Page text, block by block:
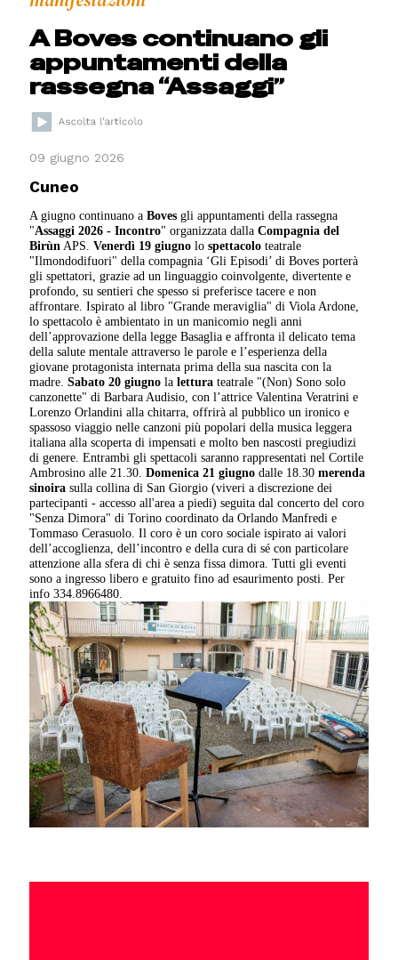
A Boves continuano gli
appuntamenti della
rassegna “Assaggi”
09 giugno 2026
Cuneo
A giugno continuano aBoves gli appuntamenti della rassegna
"Assaggi 2026 - Incontro" organizzata dallaCompagnia del
Birùn APS.Venerdì 19 giugno lospettacolo teatrale
"Ilmondodifuori" della compagnia ‘Gli Episodi’ di Boves porterà
gli spettatori, grazie ad un linguaggio coinvolgente, divertente e
profondo, su sentieri che spesso si preferisce tacere e non
affrontare. Ispirato al libro "Grande meraviglia" di Viola Ardone,
lo spettacolo è ambientato in un manicomio negli anni
dell’approvazione della legge Basaglia e affronta il delicato tema
della salute mentale attraverso le parole e l’esperienza della
giovane protagonista internata prima della sua nascita con la
madre.Sabato 20 giugno laletturateatrale "(Non) Sono solo
canzonette" di Barbara Audisio, con l’attrice Valentina Veratrini e
Lorenzo Orlandini alla chitarra, offrirà al pubblico un ironico e
spassoso viaggio nelle canzoni più popolari della musica leggera
italiana alla scoperta di impensati e molto ben nascosti pregiudizi
di genere. Entrambi gli spettacoli saranno rappresentati nel Cortile
Ambrosino alle 21.30.Domenica 21 giugno dalle 18.30merenda
sinoira sulla collina di San Giorgio (viveri a discrezione dei
partecipanti - accesso all'area a piedi) seguita dal concerto del coro
"Senza Dimora" di Torino coordinato da Orlando Manfredi e
Tommaso Cerasuolo. Il coro è un coro sociale ispirato ai valori
dell’accoglienza, dell’incontro e della cura di sé con particolare
attenzione alla sfera di chi è senza fissa dimora. Tutti gli eventi
sono a ingresso libero e gratuito fino ad esaurimento posti. Per
info 334.8966480.